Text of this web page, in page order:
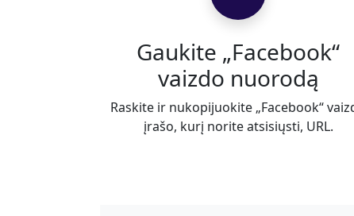
Gaukite „Facebook“
vaizdo nuorodą
Raskite ir nukopijuokite „Facebook“
įrašo, kurį norite atsisiųsti, URL.